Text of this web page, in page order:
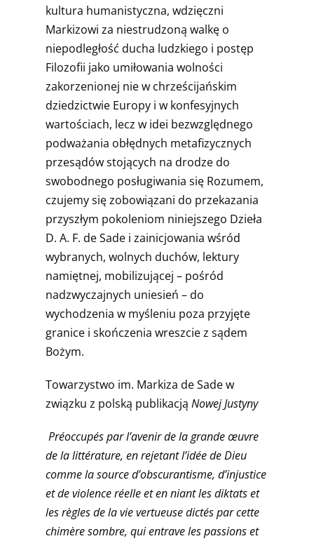
kultura humanistyczna, wdzięczni
Markizowi za niestrudzoną walkę o
niepodległość ducha ludzkiego i postęp
Filozofii jako umiłowania wolności
zakorzenionej nie w chrześcijańskim
dziedzictwie Europy i w konfesyjnych
wartościach, lecz w idei bezwzględnego
podważania obłędnych metafizycznych
przesądów stojących na drodze do
swobodnego posługiwania się Rozumem,
czujemy się zobowiązani do przekazania
przyszłym pokoleniom niniejszego Dzieła
D. A. F. de Sade i zainicjowania wśród
wybranych, wolnych duchów, lektury
namiętnej, mobilizującej – pośród
nadzwyczajnych uniesień – do
wychodzenia w myśleniu poza przyjęte
granice i skończenia wreszcie z sądem
Bożym.
Towarzystwo im. Markiza de Sade w
związku z polską publikacją Nowej Justyny
Préoccupés par l’avenir de la grande œuvre
de la littérature, en rejetant l’idée de Dieu
comme la source d’obscurantisme, d’injustice
et de violence réelle et en niant les diktats et
les règles de la vie vertueuse dictés par cette
chimère sombre, qui entrave les passions et